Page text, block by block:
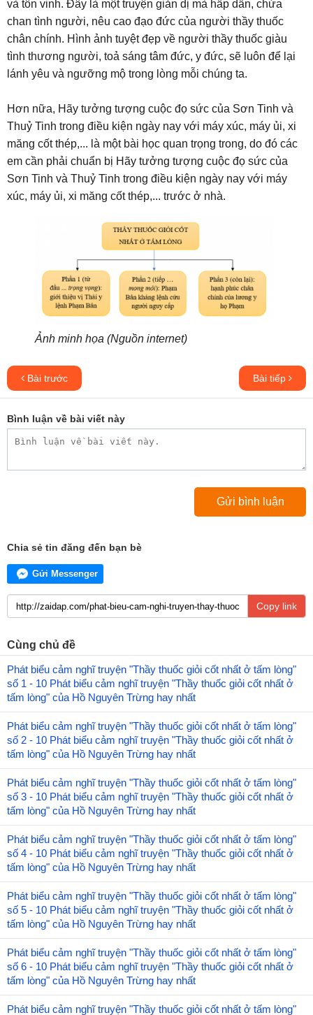
và tôn vinh. Đây là một truyện giản dị mà hấp dẫn, chứa
chan tình người, nêu cao đạo đức của người thầy thuốc
chân chính. Hình ảnh tuyệt đẹp về người thầy thuốc giàu
tình thương người, toả sáng tâm đức, y đức, sẽ luôn để lại
lánh yêu và ngưỡng mộ trong lòng mỗi chúng ta.
Hơn nữa, Hãy tưởng tượng cuộc đọ sức của Sơn Tinh và
Thuỷ Tinh trong điều kiện ngày nay với máy xúc, máy ủi, xi
măng cốt thép,... là một bài học quan trọng trong, do đó các
em cần phải chuẩn bị Hãy tưởng tượng cuộc đọ sức của
Sơn Tinh và Thuỷ Tinh trong điều kiện ngày nay với máy
xúc, máy ủi, xi măng cốt thép,... trước ở nhà.
Ảnh minh họa (Nguồn internet)
Bài trước Bài tiếp
Bình luận về bài viết này
Chia sẻ tin đăng đến bạn bè
Gửi Messenger
Copy link
Cùng chủ đề
Phát biểu cảm nghĩ truyện "Thầy thuốc giỏi cốt nhất ở tấm lòng"
số 1 - 10 Phát biểu cảm nghĩ truyện "Thầy thuốc giỏi cốt nhất ở
tấm lòng" của Hồ Nguyên Trừng hay nhất
Phát biểu cảm nghĩ truyện "Thầy thuốc giỏi cốt nhất ở tấm lòng"
số 2 - 10 Phát biểu cảm nghĩ truyện "Thầy thuốc giỏi cốt nhất ở
tấm lòng" của Hồ Nguyên Trừng hay nhất
Phát biểu cảm nghĩ truyện "Thầy thuốc giỏi cốt nhất ở tấm lòng"
số 3 - 10 Phát biểu cảm nghĩ truyện "Thầy thuốc giỏi cốt nhất ở
tấm lòng" của Hồ Nguyên Trừng hay nhất
Phát biểu cảm nghĩ truyện "Thầy thuốc giỏi cốt nhất ở tấm lòng"
số 4 - 10 Phát biểu cảm nghĩ truyện "Thầy thuốc giỏi cốt nhất ở
tấm lòng" của Hồ Nguyên Trừng hay nhất
Phát biểu cảm nghĩ truyện "Thầy thuốc giỏi cốt nhất ở tấm lòng"
số 5 - 10 Phát biểu cảm nghĩ truyện "Thầy thuốc giỏi cốt nhất ở
tấm lòng" của Hồ Nguyên Trừng hay nhất
Phát biểu cảm nghĩ truyện "Thầy thuốc giỏi cốt nhất ở tấm lòng"
số 6 - 10 Phát biểu cảm nghĩ truyện "Thầy thuốc giỏi cốt nhất ở
tấm lòng" của Hồ Nguyên Trừng hay nhất
Phát biểu cảm nghĩ truyện "Thầy thuốc giỏi cốt nhất ở tấm lòng"